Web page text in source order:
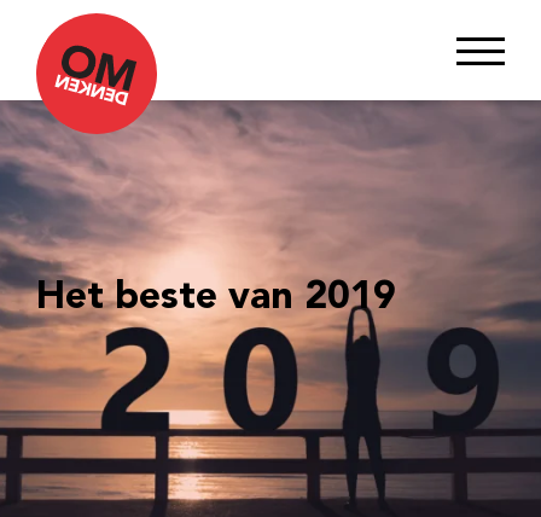
Het beste van 2019